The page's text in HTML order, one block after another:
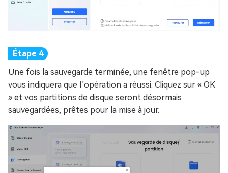
Une fois la sauvegarde terminée, une fenêtre pop-up
vous indiquera que l’opération a réussi. Cliquez sur « OK
» et vos partitions de disque seront désormais
sauvegardées, prêtes pour la mise à jour.